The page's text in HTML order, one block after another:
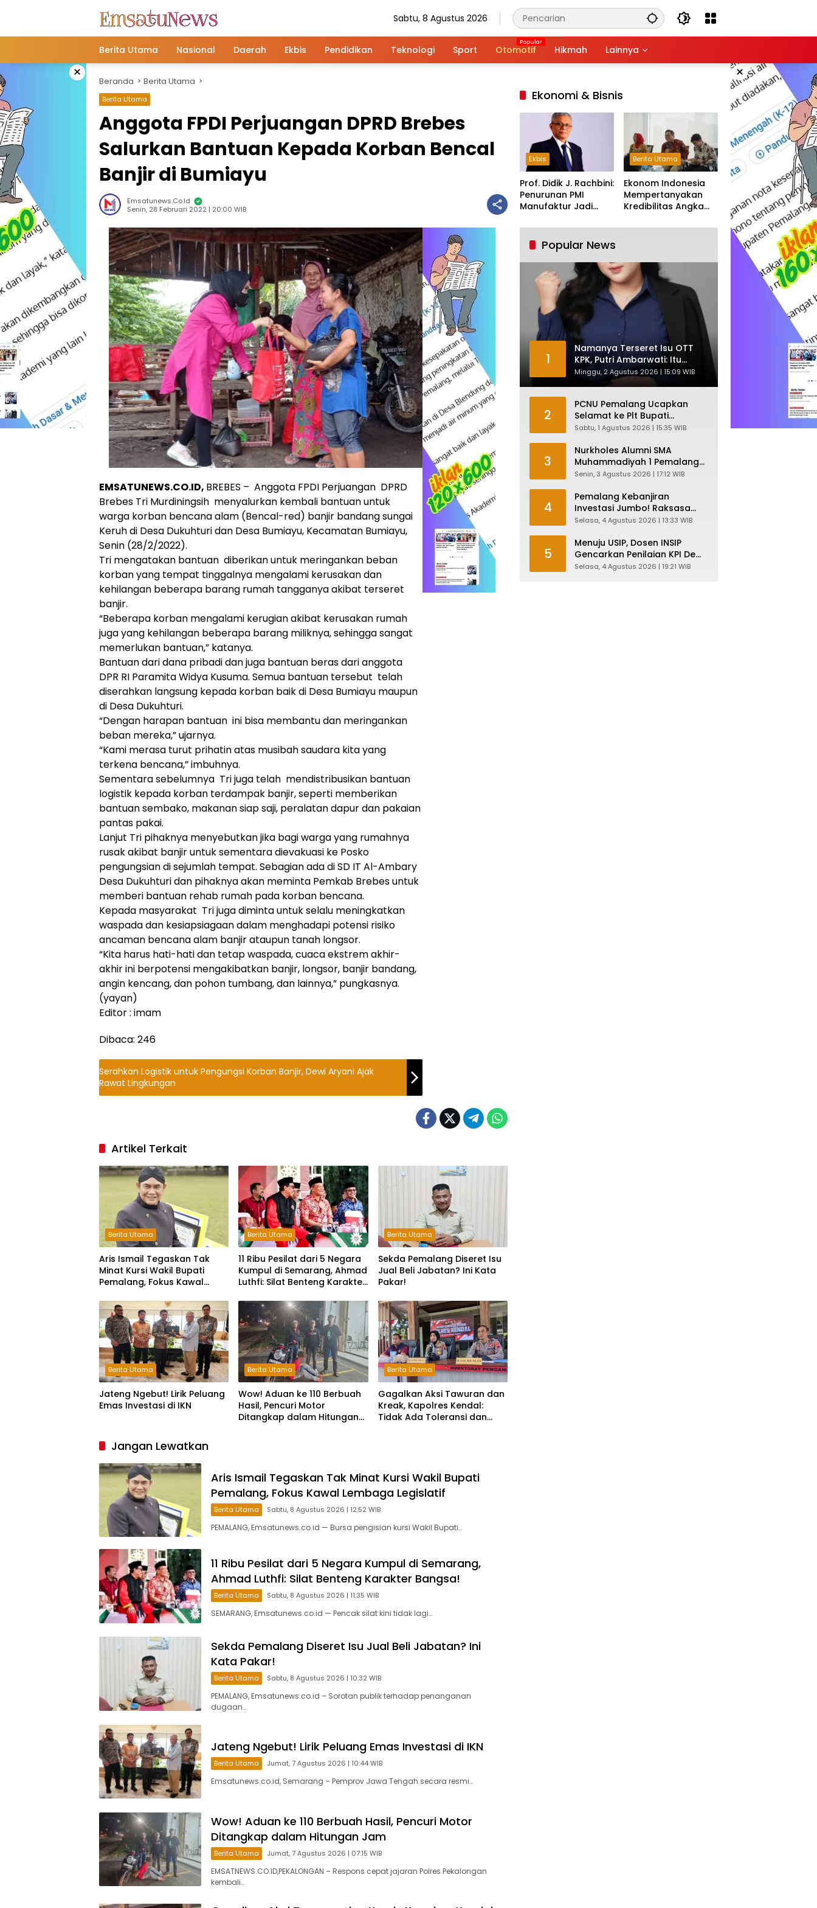
Sabtu, 8 Agustus 2026
Berita Utama Nasional Daerah Ekbis Pendidikan Teknologi Sport Otomotif Hikmah Lainnya
× ×
Beranda Berita Utama
Berita Utama
Anggota FPDI Perjuangan DPRD Brebes
Salurkan Bantuan Kepada Korban Bencal
Banjir di Bumiayu
Emsatunews.co.id
Senin, 28 Februari 2022 | 20:00 WIB
EMSATUNEWS.CO.ID, BREBES – Anggota FPDI Perjuangan DPRD
Brebes Tri Murdiningsih menyalurkan kembali bantuan untuk
warga korban bencana alam (Bencal-red) banjir bandang sungai
Keruh di Desa Dukuhturi dan Desa Bumiayu, Kecamatan Bumiayu,
Senin (28/2/2022).
Tri mengatakan bantuan diberikan untuk meringankan beban
korban yang tempat tinggalnya mengalami kerusakan dan
kehilangan beberapa barang rumah tangganya akibat terseret
banjir.
“Beberapa korban mengalami kerugian akibat kerusakan rumah
juga yang kehilangan beberapa barang miliknya, sehingga sangat
memerlukan bantuan,” katanya.
Bantuan dari dana pribadi dan juga bantuan beras dari anggota
DPR RI Paramita Widya Kusuma. Semua bantuan tersebut telah
diserahkan langsung kepada korban baik di Desa Bumiayu maupun
di Desa Dukuhturi.
“Dengan harapan bantuan ini bisa membantu dan meringankan
beban mereka,” ujarnya.
“Kami merasa turut prihatin atas musibah saudara kita yang
terkena bencana,” imbuhnya.
Sementara sebelumnya Tri juga telah mendistribusikan bantuan
logistik kepada korban terdampak banjir, seperti memberikan
bantuan sembako, makanan siap saji, peralatan dapur dan pakaian
pantas pakai.
Lanjut Tri pihaknya menyebutkan jika bagi warga yang rumahnya
rusak akibat banjir untuk sementara dievakuasi ke Posko
pengungsian di sejumlah tempat. Sebagian ada di SD IT Al-Ambary
Desa Dukuhturi dan pihaknya akan meminta Pemkab Brebes untuk
memberi bantuan rehab rumah pada korban bencana.
Kepada masyarakat Tri juga diminta untuk selalu meningkatkan
waspada dan kesiapsiagaan dalam menghadapi potensi risiko
ancaman bencana alam banjir ataupun tanah longsor.
“Kita harus hati-hati dan tetap waspada, cuaca ekstrem akhir-
akhir ini berpotensi mengakibatkan banjir, longsor, banjir bandang,
angin kencang, dan pohon tumbang, dan lainnya,” pungkasnya.
(yayan)
Editor : imam
Dibaca: 246
Serahkan Logistik untuk Pengungsi Korban Banjir, Dewi Aryani Ajak
Rawat Lingkungan
Artikel Terkait
Berita Utama
Aris Ismail Tegaskan Tak
Minat Kursi Wakil Bupati
Pemalang, Fokus Kawal
Berita Utama
11 Ribu Pesilat dari 5 Negara
Kumpul di Semarang, Ahmad
Luthfi: Silat Benteng Karakter
Berita Utama
Sekda Pemalang Diseret Isu
Jual Beli Jabatan? Ini Kata
Pakar!
Berita Utama
Jateng Ngebut! Lirik Peluang
Emas Investasi di IKN
Berita Utama
Wow! Aduan ke 110 Berbuah
Hasil, Pencuri Motor
Ditangkap dalam Hitungan
Berita Utama
Gagalkan Aksi Tawuran dan
Kreak, Kapolres Kendal:
Tidak Ada Toleransi dan
Jangan Lewatkan
Aris Ismail Tegaskan Tak Minat Kursi Wakil Bupati
Pemalang, Fokus Kawal Lembaga Legislatif
Berita Utama Sabtu, 8 Agustus 2026 | 12:52 WIB
PEMALANG, Emsatunews.co.id — Bursa pengisian kursi Wakil Bupati…
11 Ribu Pesilat dari 5 Negara Kumpul di Semarang,
Ahmad Luthfi: Silat Benteng Karakter Bangsa!
Berita Utama Sabtu, 8 Agustus 2026 | 11:35 WIB
SEMARANG, Emsatunews.co.id — Pencak silat kini tidak lagi…
Sekda Pemalang Diseret Isu Jual Beli Jabatan? Ini
Kata Pakar!
Berita Utama Sabtu, 8 Agustus 2026 | 10:32 WIB
PEMALANG, Emsatunews.co.id – Sorotan publik terhadap penanganan
dugaan…
Jateng Ngebut! Lirik Peluang Emas Investasi di IKN
Berita Utama Jumat, 7 Agustus 2026 | 10:44 WIB
Emsatunews.co.id, Semarang – Pemprov Jawa Tengah secara resmi…
Wow! Aduan ke 110 Berbuah Hasil, Pencuri Motor
Ditangkap dalam Hitungan Jam
Berita Utama Jumat, 7 Agustus 2026 | 07:15 WIB
EMSATNEWS.CO.ID,PEKALONGAN – Respons cepat jajaran Polres Pekalongan
kembali…
Ekonomi & Bisnis
Ekbis
Prof. Didik J. Rachbini:
Penurunan PMI
Manufaktur Jadi
Industri Nasional
Berita Utama
Ekonom Indonesia
Mempertanyakan
Kredibilitas Angka
Tumbuh Tapi Rapuh
Popular News
1
Namanya Terseret Isu OTT
KPK, Putri Ambarwati: Itu
Hanya Kesamaan Nama
Minggu, 2 Agustus 2026 | 15:09 WIB
2
PCNU Pemalang Ucapkan
Selamat ke Plt Bupati
Nurkholes: Pemimpin Adalah
Sabtu, 1 Agustus 2026 | 15:35 WIB
3
Nurkholes Alumni SMA
Muhammadiyah 1 Pemalang
Angkatan 1986 Resmi
Pesan Ketua Asmam 86
Senin, 3 Agustus 2026 | 17:12 WIB
4
Pemalang Kebanjiran
Investasi Jumbo! Raksasa
Garmen Jepang Siap Bangun
Tenaga Kerja
Selasa, 4 Agustus 2026 | 13:33 WIB
5
Menuju USIP, Dosen INSIP
Gencarkan Penilaian KPI Demi
Mutu Akademik
Selasa, 4 Agustus 2026 | 19:21 WIB